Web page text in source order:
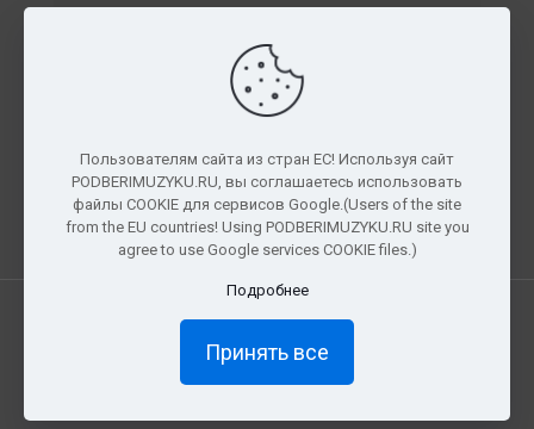
УСЛОВИЯ ДОСТАВКИ
УСЛОВИЯ ВОЗВРАТА
г. Москва, Московская область, Центральный
федеральный округ, РФ, Россия
Все права защищены. © 2026 PODBERIMUZYKU.RU
Пользователям сайта из стран ЕС! Используя сайт
PODBERIMUZYKU.RU, вы соглашаетесь использовать
файлы COOKIE для сервисов Google.(Users of the site
from the EU countries! Using PODBERIMUZYKU.RU site you
agree to use Google services COOKIE files.)
Подробнее
Принять все